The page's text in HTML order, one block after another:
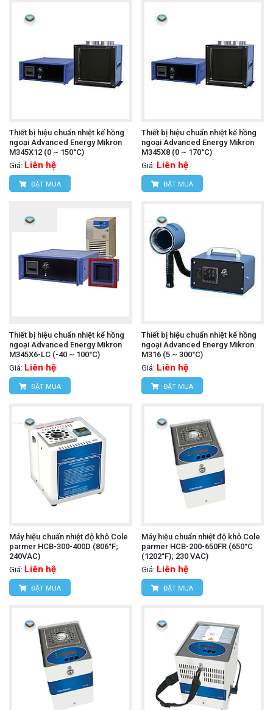
Thiết bị hiệu chuẩn nhiệt kế hồng
ngoại Advanced Energy Mikron
M345X12 (0 ~ 150°C)
Giá: Liên hệ
ĐẶT MUA
Thiết bị hiệu chuẩn nhiệt kế hồng
ngoại Advanced Energy Mikron
M345X8 (0 ~ 170°C)
Giá: Liên hệ
ĐẶT MUA
Thiết bị hiệu chuẩn nhiệt kế hồng
ngoại Advanced Energy Mikron
M345X6-LC (-40 ~ 100°C)
Giá: Liên hệ
ĐẶT MUA
Thiết bị hiệu chuẩn nhiệt kế hồng
ngoại Advanced Energy Mikron
M316 (5 ~ 300°C)
Giá: Liên hệ
ĐẶT MUA
Máy hiệu chuẩn nhiệt độ khô Cole
parmer HCB-300-400D (806°F;
240VAC)
Giá: Liên hệ
ĐẶT MUA
Máy hiệu chuẩn nhiệt độ khô Cole
parmer HCB-200-650FR (650°C
(1202°F); 230 VAC)
Giá: Liên hệ
ĐẶT MUA